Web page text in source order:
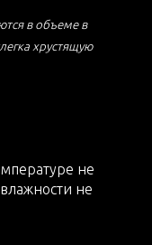
в объеме в
хрустящую
не
не